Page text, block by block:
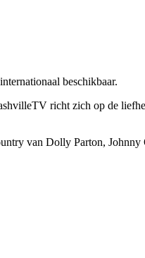
beschikbaar.
richt zich op de
van Dolly Parton,